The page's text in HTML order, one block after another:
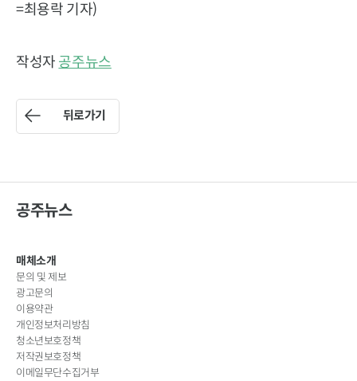
=최용락 기자)
작성자 공주뉴스
뒤로가기
공주뉴스
매체소개
문의 및 제보
광고문의
이용약관
개인정보처리방침
청소년보호정책
저작권보호정책
이메일무단수집거부